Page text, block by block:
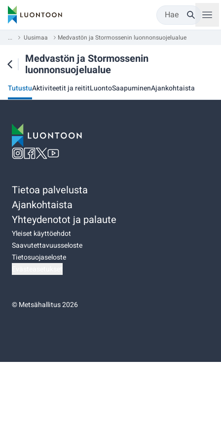
Hae
... Uusimaa Medvastön ja Stormossenin luonnonsuojelualue
Medvastön ja Stormossenin
luonnonsuojelualue
TutustuAktiviteetit ja reititLuontoSaapuminenAjankohtaista
Tietoa palvelusta
Ajankohtaista
Yhteydenotot ja palaute
Yleiset käyttöehdot
Saavutettavuusseloste
Tietosuojaseloste
©Metsähallitus 2026